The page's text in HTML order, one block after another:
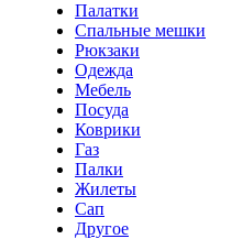
Палатки
Спальные мешки
Рюкзаки
Одежда
Мебель
Посуда
Коврики
Газ
Палки
Жилеты
Сап
Другое